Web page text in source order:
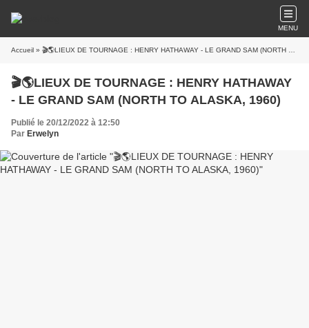
MENU
Accueil » 🎬🌎LIEUX DE TOURNAGE : HENRY HATHAWAY - LE GRAND SAM (NORTH TO ALASKA, 1960)
🎬🌎LIEUX DE TOURNAGE : HENRY HATHAWAY
- LE GRAND SAM (NORTH TO ALASKA, 1960)
Publié le 20/12/2022 à 12:50
Par Erwelyn